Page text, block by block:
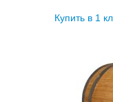
Купить в 1